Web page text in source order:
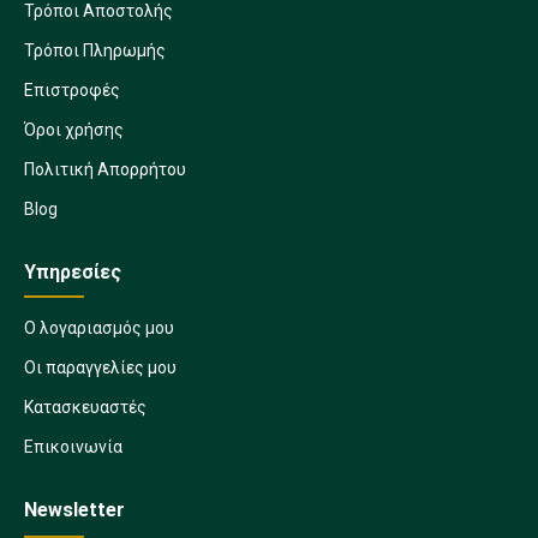
Τρόποι Αποστολής
Τρόποι Πληρωμής
Επιστροφές
Όροι χρήσης
Πολιτική Απορρήτου
Blog
Υπηρεσίες
Ο λογαριασμός μου
Οι παραγγελίες μου
Κατασκευαστές
Επικοινωνία
Newsletter